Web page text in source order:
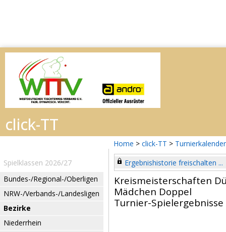
Home > click-TT > Turnierkalender
Spielklassen 2026/27
Bundes-/Regional-/Oberligen
NRW-/Verbands-/Landesligen
Bezirke
Niederrhein
Ergebnishistorie freischalten ...
Kreismeisterschaften
Mädchen Doppel
Turnier-Spielergebnisse